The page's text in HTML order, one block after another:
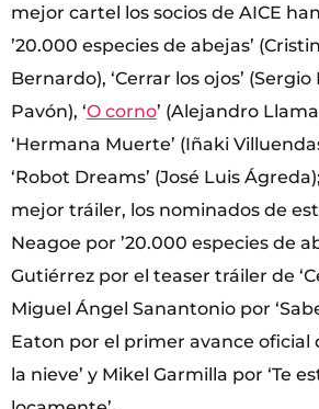
mejor cartel los socios de AICE
’20.000 especies de abejas’
Bernardo), ‘Cerrar los ojos’
Pavón), ‘O corno’ (Alejandro
‘Hermana Muerte’ (Iñaki
‘Robot Dreams’ (José Luis
mejor tráiler, los nominados de
Neagoe por ’20.000 especies de
Gutiérrez por el teaser tráiler de
Miguel Ángel Sanantonio por
Eaton por el primer avance oficial
la nieve’ y Mikel Garmilla por ‘Te